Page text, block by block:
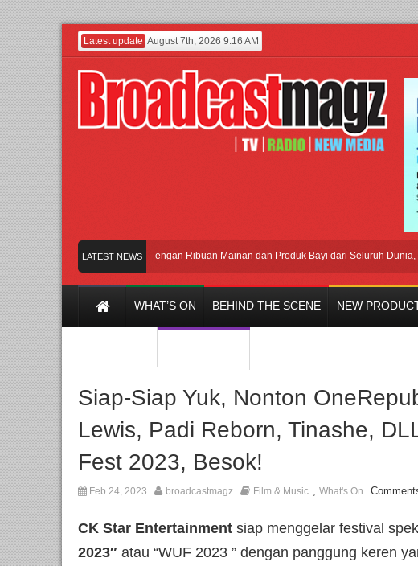
Latest update August 7th, 2026 9:16 AM
LATEST NEWS
Meramaikan Jakarta dengan Ribuan Mainan dan Produk Bayi dari Seluruh Dunia, IBTE
WHAT’S ON BEHIND THE SCENE NEW
Siap-Siap Yuk, Nonton
Lewis, Padi Reborn, Tinashe,
Fest 2023, Besok!
Feb 24, 2023 broadcastmagz Film & Music , What's On
CK Star Entertainment siap menggelar festival
2023″ atau “WUF 2023 ” dengan panggung keren